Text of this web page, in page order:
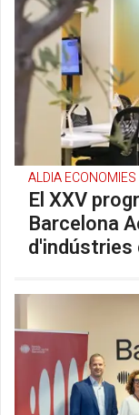
ALDIA ECONOMIES
El XXV
Barcelona